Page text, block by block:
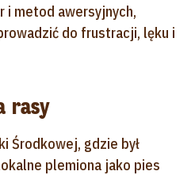
i metod awersyjnych,
do frustracji, lęku i
rasy
Środkowej, gdzie był
plemiona jako pies